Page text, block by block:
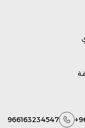
966163234547